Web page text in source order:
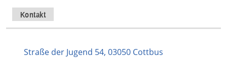
Kontakt
Straße der Jugend 54, 03050 Cottbus